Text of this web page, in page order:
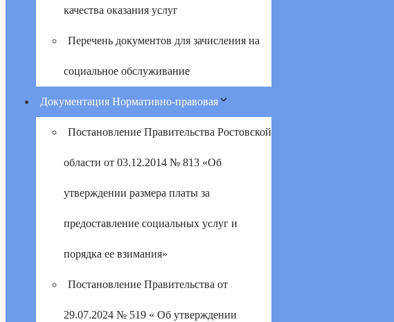
качества оказания услуг
Перечень документов для зачисления на
социальное обслуживание
Документация Нормативно-правовая
Постановление Правительства Ростовской
области от 03.12.2014 № 813 «Об
утверждении размера платы за
предоставление социальных услуг и
порядка ее взимания»
Постановление Правительства от
29.07.2024 № 519 « Об утверждении